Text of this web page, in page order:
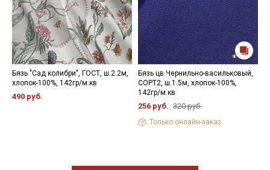
Бязь "Сад колибри", ГОСТ, ш.2.2м,
хлопок-100%, 142гр/м.кв
490 руб.
Бязь цв.Чернильно-васильковый,
СОРТ2, ш.1.5м, хлопок-100%,
142гр/м.кв
256 руб. 320 руб.
Только онлайн-заказ